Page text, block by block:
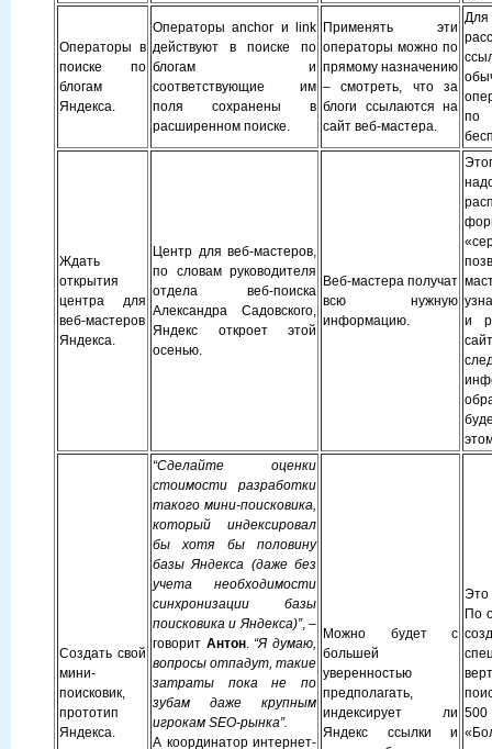
Операторы в
поиске по
блогам
Яндекса.
Операторы anchor и link
действуют в поиске по
блогам и
соответствующие им
поля сохранены в
расширенном поиске.
Применять эти
операторы можно по
прямому назначению
– смотреть, что за
блоги ссылаются на
сайт веб-мастера.
Для
Ждать
открытия
центра для
веб-мастеров
Яндекса.
Центр для веб-мастеров,
по словам руководителя
отдела веб-поиска
Александра Садовского,
Яндекс откроет этой
осенью.
Веб-мастера получат
всю нужную
информацию.
и
Создать свой
мини-
поисковик,
прототип
Яндекса.
“Сделайте оценки
стоимости разработки
такого мини-поисковика,
который индексировал
бы хотя бы половину
базы Яндекса (даже без
учета необходимости
синхронизации базы
поисковика и Яндекса)”, –
говорит Антон. “Я думаю,
вопросы отпадут, такие
затраты пока не по
зубам даже крупным
игрокам SEO-рынка”.
А координатор интернет-
Можно будет с
большей
уверенностью
предполагать,
индексирует ли
Яндекс ссылки и
Это
По
500